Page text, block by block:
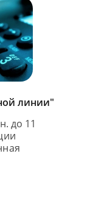
линии"
до 11